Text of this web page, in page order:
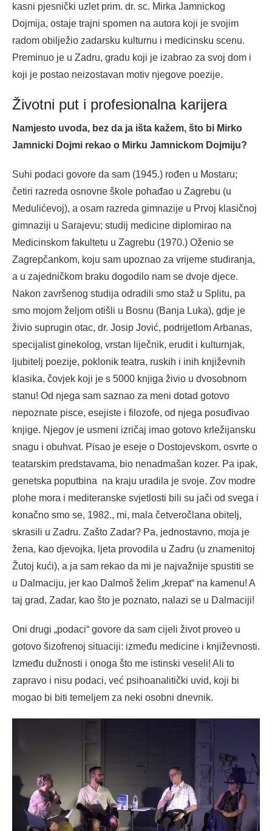
kasni pjesnički uzlet prim. dr. sc. Mirka Jamnickog
Dojmija, ostaje trajni spomen na autora koji je svojim
radom obilježio zadarsku kulturnu i medicinsku scenu.
Preminuo je u Zadru, gradu koji je izabrao za svoj dom i
koji je postao neizostavan motiv njegove poezije.
Životni put i profesionalna karijera
Namjesto uvoda, bez da ja išta kažem, što bi Mirko
Jamnicki Dojmi rekao o Mirku Jamnickom Dojmiju?
Suhi podaci govore da sam (1945.) rođen u Mostaru;
četiri razreda osnovne škole pohađao u Zagrebu (u
Medulićevoj), a osam razreda gimnazije u Prvoj klasičnoj
gimnaziji u Sarajevu; studij medicine diplomirao na
Medicinskom fakultetu u Zagrebu (1970.) Oženio se
Zagrepčankom, koju sam upoznao za vrijeme studiranja,
a u zajedničkom braku dogodilo nam se dvoje djece.
Nakon završenog studija odradili smo staž u Splitu, pa
smo mojom željom otišli u Bosnu (Banja Luka), gdje je
živio suprugin otac, dr. Josip Jović, podrijetlom Arbanas,
specijalist ginekolog, vrstan liječnik, erudit i kulturnjak,
ljubitelj poezije, poklonik teatra, ruskih i inih književnih
klasika, čovjek koji je s 5000 knjiga živio u dvosobnom
stanu! Od njega sam saznao za meni dotad gotovo
nepoznate pisce, esejiste i filozofe, od njega posuđivao
knjige. Njegov je usmeni izričaj imao gotovo krležijansku
snagu i obuhvat. Pisao je eseje o Dostojevskom, osvrte o
teatarskim predstavama, bio nenadmašan kozer. Pa ipak,
genetska poputbina na kraju uradila je svoje. Zov modre
plohe mora i mediteranske svjetlosti bili su jači od svega i
konačno smo se, 1982., mi, mala četveročlana obitelj,
skrasili u Zadru. Zašto Zadar? Pa, jednostavno, moja je
žena, kao djevojka, ljeta provodila u Zadru (u znamenitoj
Žutoj kući), a ja sam rekao da mi je najvažnije spustiti se
u Dalmaciju, jer kao Dalmoš želim „krepat“ na kamenu! A
taj grad, Zadar, kao što je poznato, nalazi se u Dalmaciji!
Oni drugi „podaci“ govore da sam cijeli život proveo u
gotovo šizofrenoj situaciji: između medicine i književnosti.
Između dužnosti i onoga što me istinski veseli! Ali to
zapravo i nisu podaci, već psihoanalitički uvid, koji bi
mogao bi biti temeljem za neki osobni dnevnik.